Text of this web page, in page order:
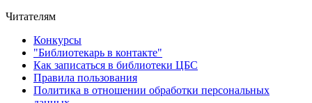
Читателям
Конкурсы
"Библиотекарь в контакте"
Как записаться в библиотеки ЦБС
Правила пользования
Политика в отношении обработки персональных